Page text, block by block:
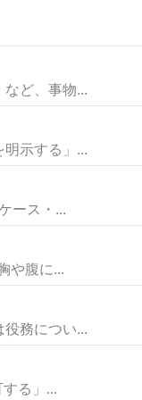
ど、事物...
示する」...
ース・...
腹に...
務につい...
る」...